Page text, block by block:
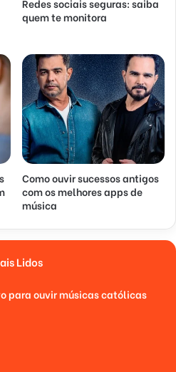
Redes sociais seguras: saiba
quem te monitora
Como ouvir sucessos antigos
com os melhores apps de
música
Lidos
para ouvir músicas católicas